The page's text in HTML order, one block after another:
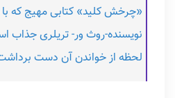
«چرخش کلید» کتابی مهیج که
نویسنده-روث ور- تریلری جذاب
لحظه از خواندن آن دست